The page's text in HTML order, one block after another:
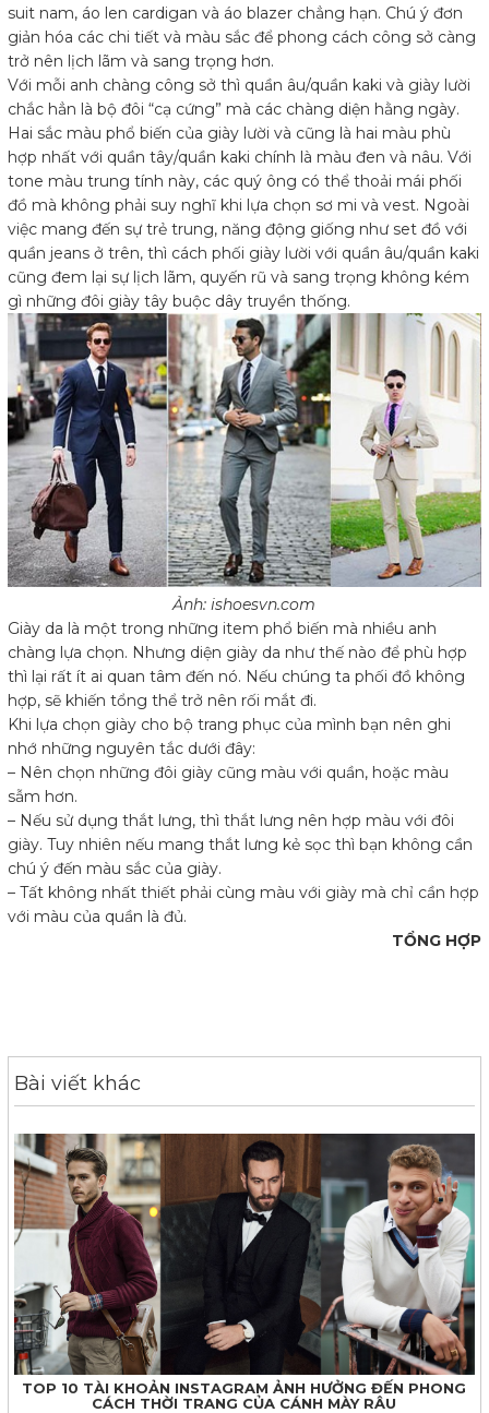
suit nam, áo len cardigan và áo blazer chẳng hạn. Chú ý đơn
giản hóa các chi tiết và màu sắc để phong cách công sở càng
trở nên lịch lãm và sang trọng hơn.
Với mỗi anh chàng công sở thì quần âu/quần kaki và giày lười
chắc hẳn là bộ đôi “cạ cứng” mà các chàng diện hằng ngày.
Hai sắc màu phổ biến của giày lười và cũng là hai màu phù
hợp nhất với quần tây/quần kaki chính là màu đen và nâu. Với
tone màu trung tính này, các quý ông có thể thoải mái phối
đồ mà không phải suy nghĩ khi lựa chọn sơ mi và vest. Ngoài
việc mang đến sự trẻ trung, năng động giống như set đồ với
quần jeans ở trên, thì cách phối giày lười với quần âu/quần kaki
cũng đem lại sự lịch lãm, quyến rũ và sang trọng không kém
gì những đôi giày tây buộc dây truyền thống.
Ảnh: ishoesvn.com
Giày da là một trong những item phổ biến mà nhiều anh
chàng lựa chọn. Nhưng diện giày da như thế nào để phù hợp
thì lại rất ít ai quan tâm đến nó. Nếu chúng ta phối đồ không
hợp, sẽ khiến tổng thể trở nên rối mắt đi.
Khi lựa chọn giày cho bộ trang phục của mình bạn nên ghi
nhớ những nguyên tắc dưới đây:
– Nên chọn những đôi giày cũng màu với quần, hoặc màu
sẫm hơn.
– Nếu sử dụng thắt lưng, thì thắt lưng nên hợp màu với đôi
giày. Tuy nhiên nếu mang thắt lưng kẻ sọc thì bạn không cần
chú ý đến màu sắc của giày.
– Tất không nhất thiết phải cùng màu với giày mà chỉ cần hợp
với màu của quần là đủ.
TỔNG HỢP
Bài viết khác
TOP 10 TÀI KHOẢN INSTAGRAM ẢNH HƯỞNG ĐẾN PHONG
CÁCH THỜI TRANG CỦA CÁNH MÀY RÂU